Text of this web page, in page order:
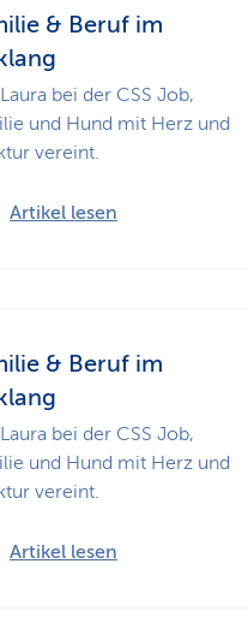
& Beruf im
bei der CSS Job,
und Hund mit Herz und
vereint.
Artikel lesen
& Beruf im
bei der CSS Job,
und Hund mit Herz und
vereint.
Artikel lesen